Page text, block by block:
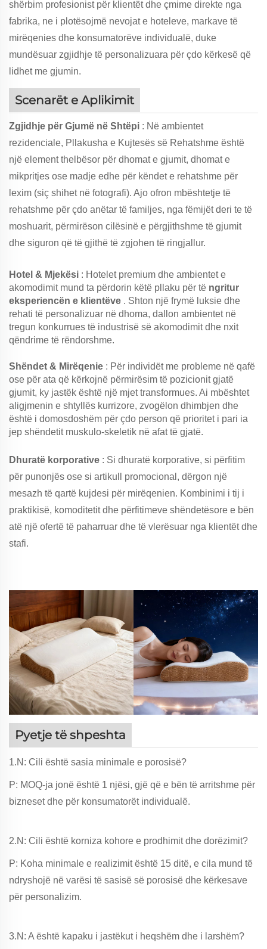
shërbim profesionist për klientët dhe çmime direkte nga
fabrika, ne i plotësojmë nevojat e hoteleve, markave të
mirëqenies dhe konsumatorëve individualë, duke
mundësuar zgjidhje të personalizuara për çdo kërkesë që
lidhet me gjumin.
Scenarët e Aplikimit
Zgjidhje për Gjumë në Shtëpi : Në ambientet
rezidenciale, Pllakusha e Kujtesës së Rehatshme është
një element thelbësor për dhomat e gjumit, dhomat e
mikpritjes ose madje edhe për këndet e rehatshme për
lexim (siç shihet në fotografi). Ajo ofron mbështetje të
rehatshme për çdo anëtar të familjes, nga fëmijët deri te të
moshuarit, përmirëson cilësinë e përgjithshme të gjumit
dhe siguron që të gjithë të zgjohen të ringjallur.
Hotel & Mjekësi : Hotelet premium dhe ambientet e
akomodimit mund ta përdorin këtë pllaku për të ngritur
eksperiencën e klientëve . Shton një frymë luksie dhe
rehati të personalizuar në dhoma, dallon ambientet në
tregun konkurrues të industrisë së akomodimit dhe nxit
qëndrime të rëndorshme.
Shëndet & Mirëqenie : Për individët me probleme në qafë
ose për ata që kërkojnë përmirësim të pozicionit gjatë
gjumit, ky jastëk është një mjet transformues. Ai mbështet
aligjmenin e shtyllës kurrizore, zvogëlon dhimbjen dhe
është i domosdoshëm për çdo person që prioritet i pari ia
jep shëndetit muskulo-skeletik në afat të gjatë.
Dhuratë korporative : Si dhuratë korporative, si përfitim
për punonjës ose si artikull promocional, dërgon një
mesazh të qartë kujdesi për mirëqenien. Kombinimi i tij i
praktikisë, komoditetit dhe përfitimeve shëndetësore e bën
atë një ofertë të paharruar dhe të vlerësuar nga klientët dhe
stafi.
Pyetje të shpeshta
1.N: Cili është sasia minimale e porosisë?
P: MOQ-ja jonë është 1 njësi, gjë që e bën të arritshme për
bizneset dhe për konsumatorët individualë.
2.N: Cili është korniza kohore e prodhimit dhe dorëzimit?
P: Koha minimale e realizimit është 15 ditë, e cila mund të
ndryshojë në varësi të sasisë së porosisë dhe kërkesave
për personalizim.
3.N: A është kapaku i jastëkut i heqshëm dhe i larshëm?